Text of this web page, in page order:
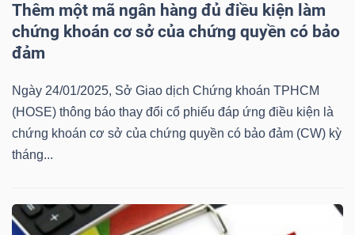
Thêm một mã ngân hàng đủ điều kiện làm
chứng khoán cơ sở của chứng quyền có bảo
đảm
Ngày 24/01/2025, Sở Giao dịch Chứng khoán TPHCM
(HOSE) thông báo thay đổi cổ phiếu đáp ứng điều kiện là
chứng khoán cơ sở của chứng quyền có bảo đảm (CW) kỳ
tháng...
Đào
tạo
Sách
tài